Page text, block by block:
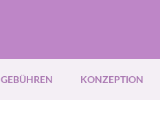
GEBÜHREN KONZEPTION